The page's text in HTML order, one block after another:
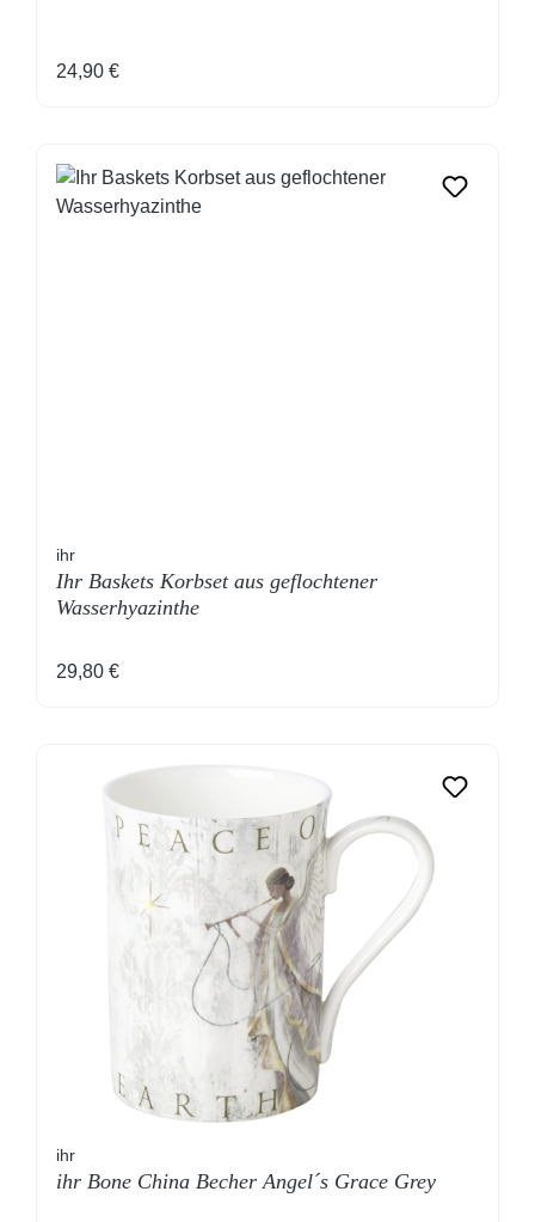
Regulärer Preis:
24,90 €
ihr
Ihr Baskets Korbset aus geflochtener
Wasserhyazinthe
Regulärer Preis:
29,80 €
ihr
ihr Bone China Becher Angel´s Grace Grey